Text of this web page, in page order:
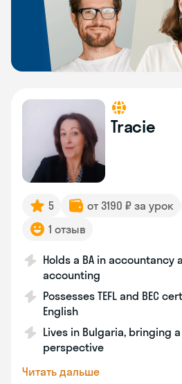
Tracie
5 от 3190 ₽ за урок
1 отзыв
Holds a BA in accountancy
accounting
Possesses TEFL and BEC
English
Lives in Bulgaria, bringing
perspective
Читать дальше